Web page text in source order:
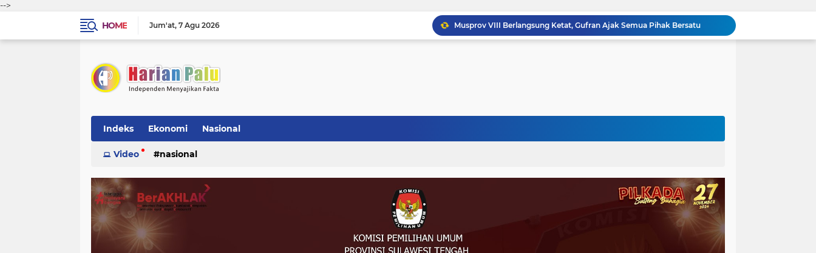
-->
HOME
Jum'at 7 Agu 2026
Musprov VIII Berlangsung Ketat, Gufran Ajak Semua Pihak Bersatu
Razia Gabungan di Lapas Parigi, 12 WBP Positif Narkoba dan 7 Handphone Disita
Kejati Sulteng Geledah Kantor UPP Kolonodale, Sita Dokumen dan Barang Bukti Elektronik Kasus Nikel PT. Cocoman
Indeks Ekonomi Nasional
Video nasional